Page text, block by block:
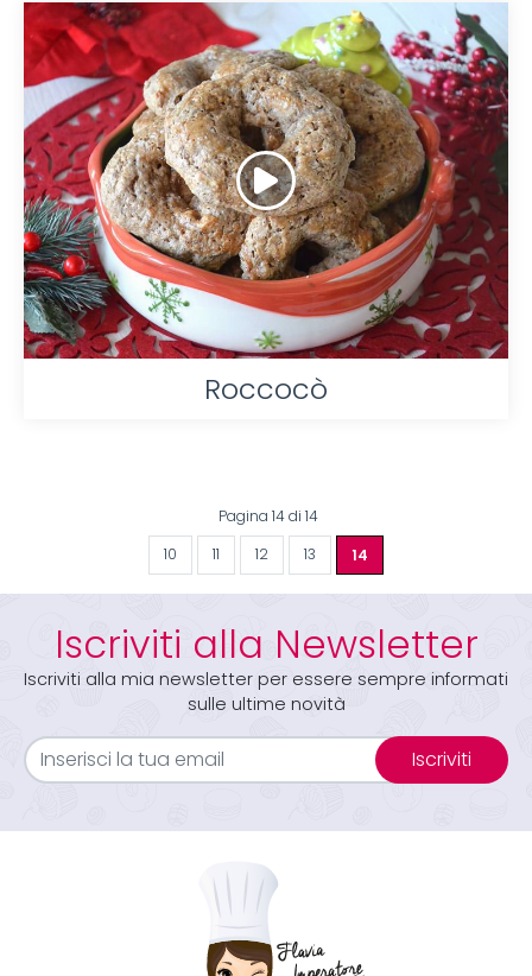
Roccocò
Pagina 14 di 14
10 11 12 13 14
Iscriviti alla Newsletter
Iscriviti alla mia newsletter per essere sempre informati
sulle ultime novità
Iscriviti